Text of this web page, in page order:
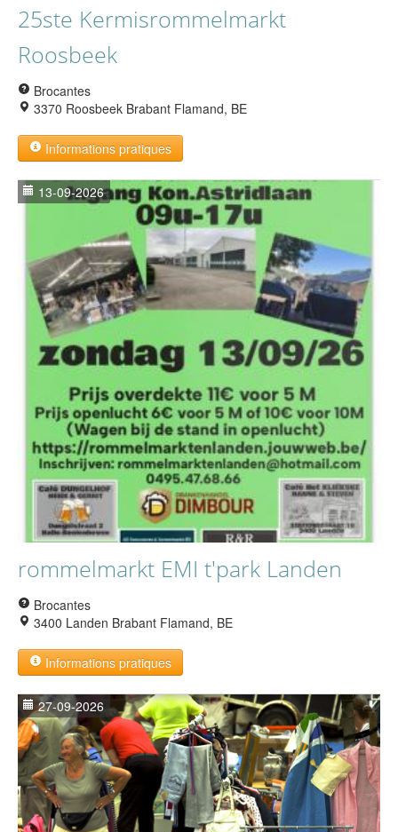
25ste Kermisrommelmarkt
Roosbeek
Brocantes
3370 Roosbeek Brabant Flamand, BE
Informations pratiques
13-09-2026
rommelmarkt EMI t'park Landen
Brocantes
3400 Landen Brabant Flamand, BE
Informations pratiques
27-09-2026